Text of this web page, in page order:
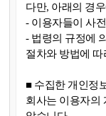
다만, 아래의 경
- 이용자들이 사
- 법령의 규정에
절차와 방법에
■ 수집한 개인정
회사는 이용자의